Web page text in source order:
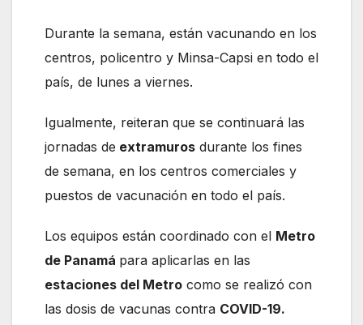
Durante la semana, están vacunando en los
centros, policentro y Minsa-Capsi en todo el
país, de lunes a viernes.
Igualmente, reiteran que se continuará las
jornadas de extramuros durante los fines
de semana, en los centros comerciales y
puestos de vacunación en todo el país.
Los equipos están coordinado con el Metro
de Panamá para aplicarlas en las
estaciones del Metro como se realizó con
las dosis de vacunas contra COVID-19.